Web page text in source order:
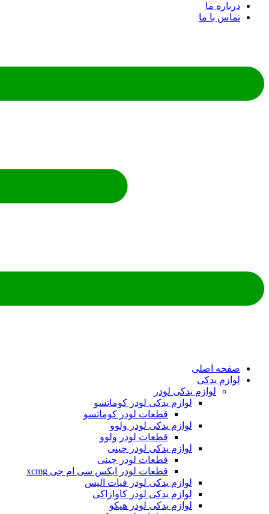
ما
با ما
اصلی
یدکی
لوازم یدکی لودر
لوازم یدکی لودر کوماتسو
قطعات لودر کوماتسو
لوازم یدکی لودر ولوو
قطعات لودر ولوو
لوازم یدکی لودر چینی
قطعات لودر چینی
قطعات لودر ایکس سی ام جی xcmg
لوازم یدکی لودر فیات الیس
لوازم یدکی لودر کاوازاکی
لوازم یدکی لودر هپکو